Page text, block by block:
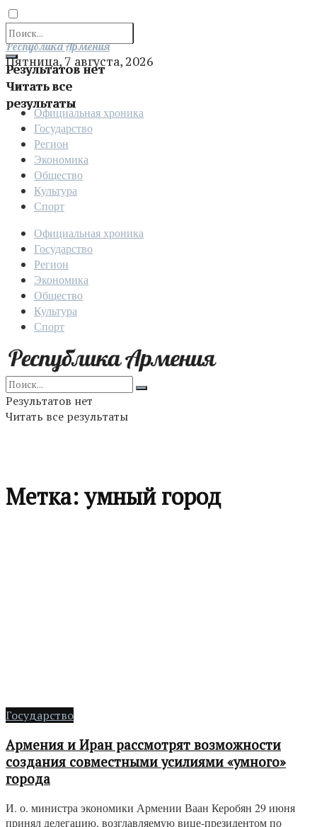
Результатов нет
Читать все
результаты
Отправить
Республика Армения
Пятница, 7 августа, 2026
Официальная хроника
Государство
Регион
Экономика
Общество
Культура
Спорт
Официальная хроника
Государство
Регион
Экономика
Общество
Культура
Спорт
Результатов нет
Читать все результаты
Метка:умный город
Государство
Армения и Иран рассмотрят возможности
создания совместными усилиями «умного»
города
И. о. министра экономики Армении Ваан Керобян 29 июня
принял делегацию, возглавляемую вице-президентом по